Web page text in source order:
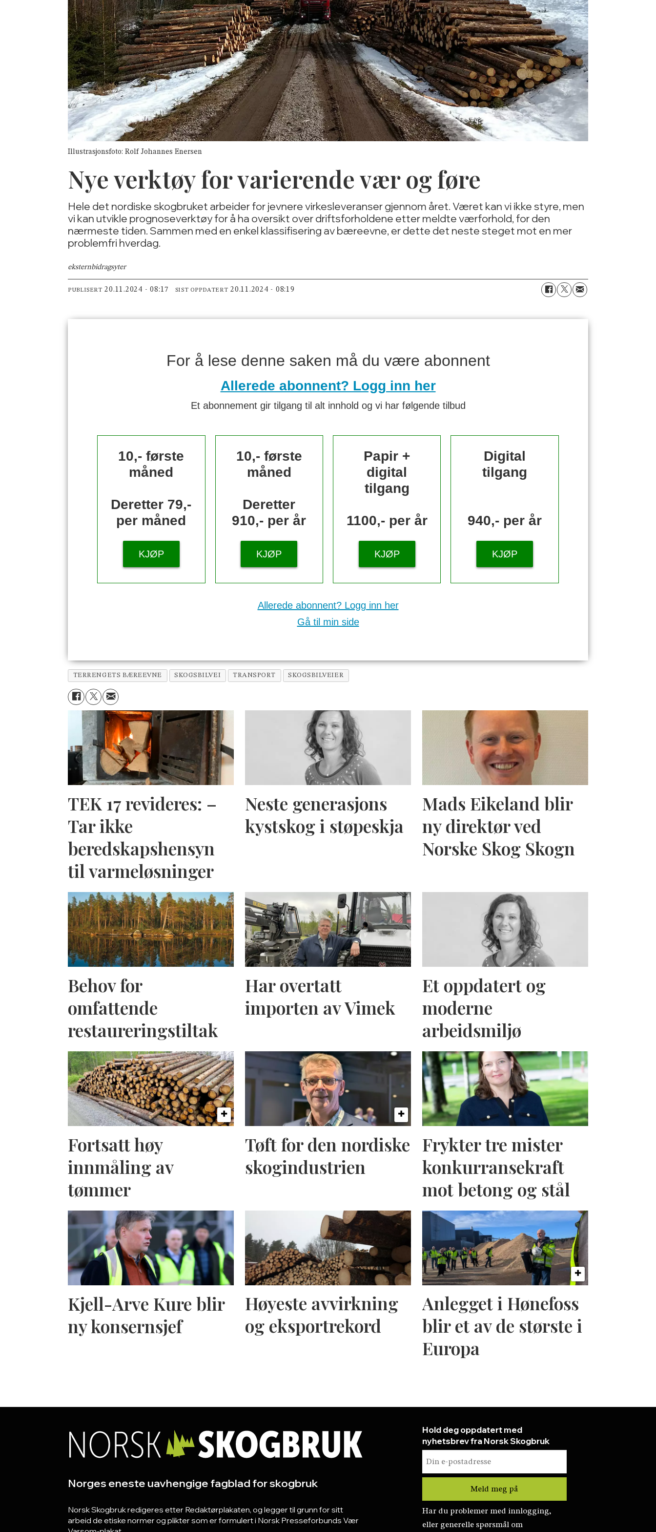
Illustrasjonsfoto: Rolf Johannes Enersen
Nye verktøy for varierende vær og føre
Hele det nordiske skogbruket arbeider for jevnere virkesleveranser gjennom året. Været kan vi ikke styre, men
vi kan utvikle prognoseverktøy for å ha oversikt over driftsforholdene etter meldte værforhold, for den
nærmeste tiden. Sammen med en enkel klassifisering av bæreevne, er dette det neste steget mot en mer
problemfri hverdag.
eksternbidragsyter
PUBLISERT 20.11.2024 - 08:17 SIST OPPDATERT 20.11.2024 - 08:19
For å lese denne saken må du være abonnent
Allerede abonnent? Logg inn her
Et abonnement gir tilgang til alt innhold og vi har følgende tilbud
10,- første
måned
Deretter 79,-
per måned
KJØP
10,- første
måned
Deretter
910,- per år
KJØP
Papir +
digital
tilgang
1100,- per år
KJØP
Digital
tilgang
940,- per år
KJØP
Allerede abonnent? Logg inn her
Gå til min side
TERRENGETS BÆREEVNE SKOGSBILVEI TRANSPORT SKOGSBILVEIER
TEK 17 revideres: –
Tar ikke
beredskapshensyn
til varmeløsninger
Neste generasjons
kystskog i støpeskja
Mads Eikeland blir
ny direktør ved
Norske Skog Skogn
Behov for
omfattende
restaureringstiltak
Har overtatt
importen av Vimek
Et oppdatert og
moderne
arbeidsmiljø
Fortsatt høy
innmåling av
tømmer
Tøft for den nordiske
skogindustrien
Frykter tre mister
konkurransekraft
mot betong og stål
Kjell-Arve Kure blir
ny konsernsjef
Høyeste avvirkning
og eksportrekord
Anlegget i Hønefoss
blir et av de største i
Europa
Norges eneste uavhengige fagblad for skogbruk
Norsk Skogbruk redigeres etter Redaktørplakaten, og legger til grunn for sitt
arbeid de etiske normer og plikter som er formulert i Norsk Presseforbunds Vær
Hold deg oppdatert med
nyhetsbrev fra Norsk Skogbruk
Har du problemer med innlogging,
eller generelle spørsmål om